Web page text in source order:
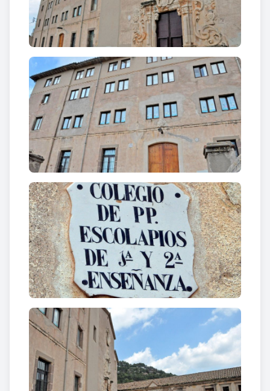
Creu, on encara roman el col·legi escolapi. que
encara avui ocupa el col·legi.
Durant la guerra de successiól’edificipatí
considerables danys i igual passà amb els atacs de
la guerra del francès. El desembre de
1839 el
col·legi convertit pels liberals en fortí,va ser
incendiat i destruït pels carlins. El pare Isidre Sayol
intentà frenar tot el que va poder l’espoli que seguí
l’incendi. Amb l’aportació econòmica de Jaume
Torrents (antic alumne) es reconstruí l’edifici, essent
inaugurat el 10 de gener de 1854.
Adossat a l’església barroca de Sant Antoni trobem
unedifici de grans dimensions, que en el seu origen
founoviciat de l’ordre escolàpia. L’edificació, de
planta quadrada, articulada en quatre nivells,
presenta a la façana una simetria respecte a l'eix
marcat pel portal d'accés. Són nombroses les
obertures de secció quadrada que s’obren a la
façana. Just després de travessar el portal d’accés
s’obre unespaiós claustre, també articulat en
quatre nivells